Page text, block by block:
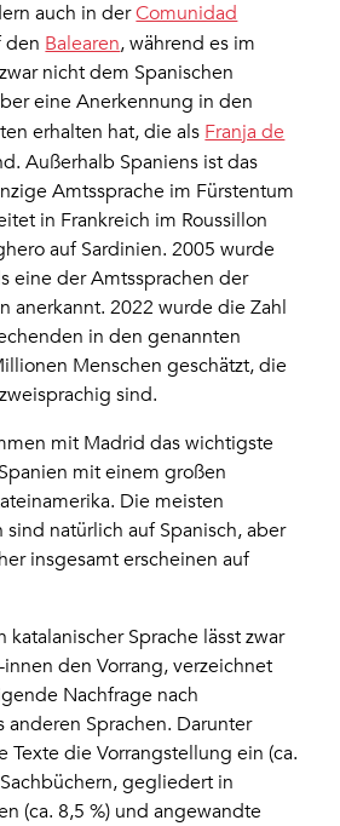
auch in derComunidad
den Balearen, während es im
nicht dem Spanischen
eine Anerkennung in den
erhalten hat, die als Franja de
Außerhalb Spaniens ist das
Amtssprache im Fürstentum
in Frankreich im Roussillon
auf Sardinien. 2005 wurde
eine der Amtssprachen der
anerkannt. 2022 wurde die Zahl
in den genannten
Menschen geschätzt, die
sind.
mit Madrid das wichtigste
mit einem großen
Die meisten
natürlich auf Spanisch, aber
insgesamt erscheinen auf
katalanischer Sprache lässt zwar
den Vorrang, verzeichnet
Nachfrage nach
anderen Sprachen. Darunter
Texte die Vorrangstellung ein (ca.
gegliedert in
(ca. 8,5 %) und angewandte